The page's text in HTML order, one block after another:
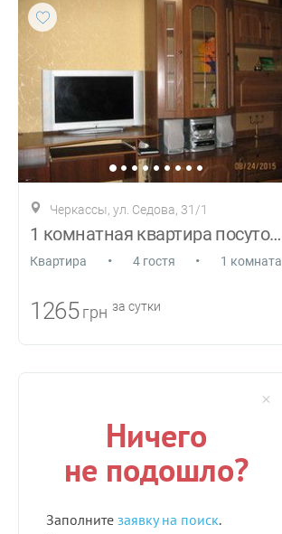
Черкассы, ул. Cедова, 31/1
1 комнатная квартира посуточно
Квартира • 4 гостя • 1 комната
1265 грн за сутки
Ничего
не подошло?
Заполните заявку на поиск.